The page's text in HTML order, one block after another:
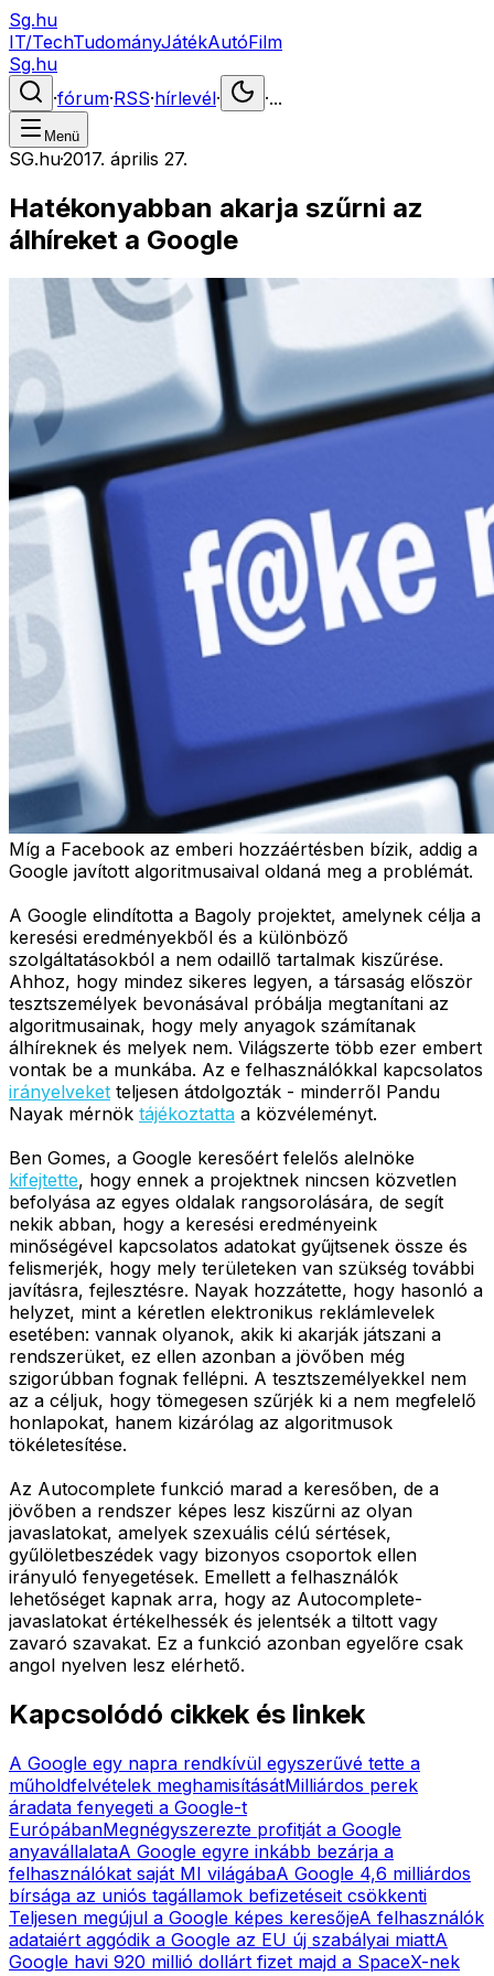
Sg.hu
IT/TechTudományJátékAutóFilm
Sg.hu
·fórum·RSS·hírlevél· ·...
Menü
SG.hu·2017. április 27.
Hatékonyabban akarja szűrni az
álhíreket a Google
Míg a Facebook az emberi hozzáértésben bízik, addig a
Google javított algoritmusaival oldaná meg a problémát.
A Google elindította a Bagoly projektet, amelynek célja a
keresési eredményekből és a különböző
szolgáltatásokból a nem odaillő tartalmak kiszűrése.
Ahhoz, hogy mindez sikeres legyen, a társaság először
tesztszemélyek bevonásával próbálja megtanítani az
algoritmusainak, hogy mely anyagok számítanak
álhíreknek és melyek nem. Világszerte több ezer embert
vontak be a munkába. Az e felhasználókkal kapcsolatos
irányelveket teljesen átdolgozták - minderről Pandu
Nayak mérnök tájékoztatta a közvéleményt.
Ben Gomes, a Google keresőért felelős alelnöke
kifejtette, hogy ennek a projektnek nincsen közvetlen
befolyása az egyes oldalak rangsorolására, de segít
nekik abban, hogy a keresési eredményeink
minőségével kapcsolatos adatokat gyűjtsenek össze és
felismerjék, hogy mely területeken van szükség további
javításra, fejlesztésre. Nayak hozzátette, hogy hasonló a
helyzet, mint a kéretlen elektronikus reklámlevelek
esetében: vannak olyanok, akik ki akarják játszani a
rendszerüket, ez ellen azonban a jövőben még
szigorúbban fognak fellépni. A tesztszemélyekkel nem
az a céljuk, hogy tömegesen szűrjék ki a nem megfelelő
honlapokat, hanem kizárólag az algoritmusok
tökéletesítése.
Az Autocomplete funkció marad a keresőben, de a
jövőben a rendszer képes lesz kiszűrni az olyan
javaslatokat, amelyek szexuális célú sértések,
gyűlöletbeszédek vagy bizonyos csoportok ellen
irányuló fenyegetések. Emellett a felhasználók
lehetőséget kapnak arra, hogy az Autocomplete-
javaslatokat értékelhessék és jelentsék a tiltott vagy
zavaró szavakat. Ez a funkció azonban egyelőre csak
angol nyelven lesz elérhető.
Kapcsolódó cikkek és linkek
A Google egy napra rendkívül egyszerűvé tette a
műholdfelvételek meghamisításátMilliárdos perek
áradata fenyegeti a Google-t
EurópábanMegnégyszerezte profitját a Google
anyavállalataA Google egyre inkább bezárja a
felhasználókat saját MI világábaA Google 4,6 milliárdos
bírsága az uniós tagállamok befizetéseit csökkenti
Teljesen megújul a Google képes keresőjeA felhasználók
adataiért aggódik a Google az EU új szabályai miattA
Google havi 920 millió dollárt fizet majd a SpaceX-nek